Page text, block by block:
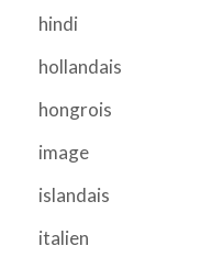
hindi
hollandais
hongrois
image
islandais
italien